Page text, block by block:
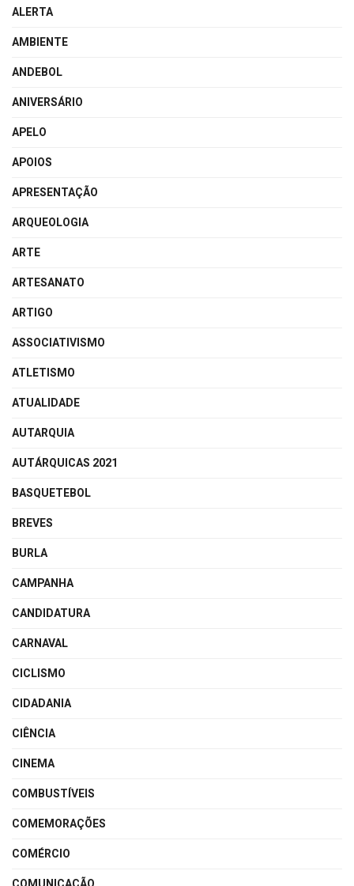
ALERTA
AMBIENTE
ANDEBOL
ANIVERSÁRIO
APELO
APOIOS
APRESENTAÇÃO
ARQUEOLOGIA
ARTE
ARTESANATO
ARTIGO
ASSOCIATIVISMO
ATLETISMO
ATUALIDADE
AUTARQUIA
AUTÁRQUICAS 2021
BASQUETEBOL
BREVES
BURLA
CAMPANHA
CANDIDATURA
CARNAVAL
CICLISMO
CIDADANIA
CIÊNCIA
CINEMA
COMBUSTÍVEIS
COMEMORAÇÕES
COMÉRCIO